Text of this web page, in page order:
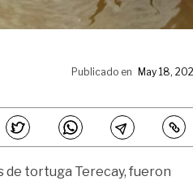
Publicado en May 18,
de tortuga Terecay, fueron